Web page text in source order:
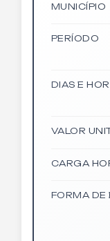
MUNICÍPIO
PERÍODO
DIAS E
VALOR
CARGA
FORMA DE